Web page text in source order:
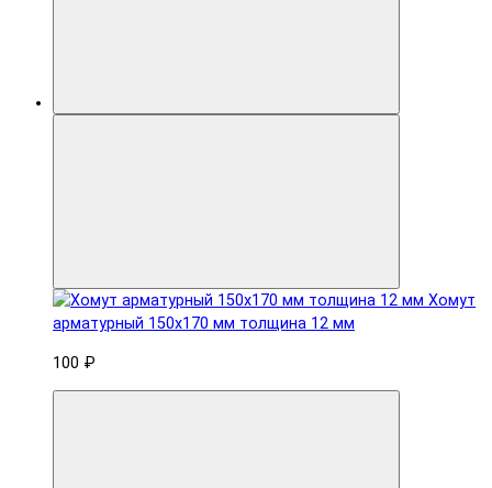
Хомут
арматурный 150x170 мм толщина 12 мм
100 ₽